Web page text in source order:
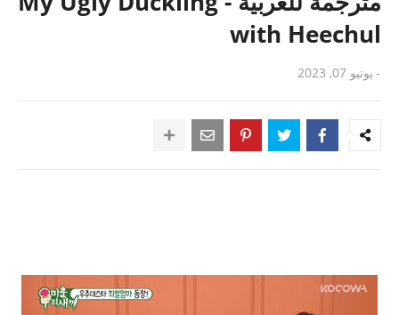
with Heechul
- يونيو 07, 2023